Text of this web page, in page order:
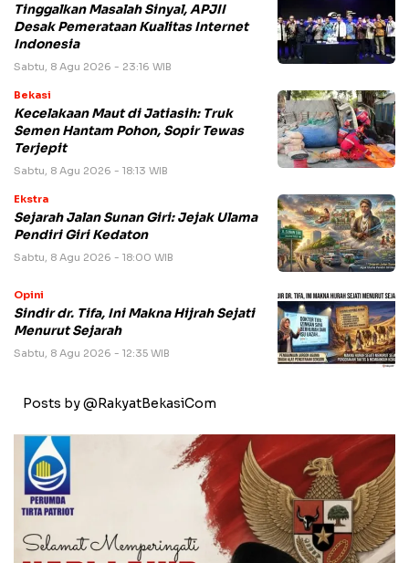
Tinggalkan Masalah Sinyal, APJII
Desak Pemerataan Kualitas Internet
Indonesia
Sabtu, 8 Agu 2026 - 23:16 WIB
Bekasi
Kecelakaan Maut di Jatiasih: Truk
Semen Hantam Pohon, Sopir Tewas
Terjepit
Sabtu, 8 Agu 2026 - 18:13 WIB
Ekstra
Sejarah Jalan Sunan Giri: Jejak Ulama
Pendiri Giri Kedaton
Sabtu, 8 Agu 2026 - 18:00 WIB
Opini
Sindir dr. Tifa, Ini Makna Hijrah Sejati
Menurut Sejarah
Sabtu, 8 Agu 2026 - 12:35 WIB
Posts by @RakyatBekasiCom